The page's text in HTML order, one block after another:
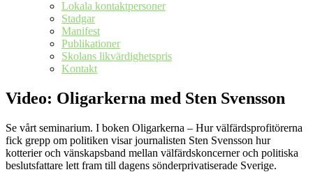
Lokala kontaktpersoner
Stadgar
Manifest
Publikationer
Skolans likvärdighetspris
Kontakt
Video: Oligarkerna med Sten Svensson
Se vårt seminarium. I boken Oligarkerna – Hur välfärdsprofitörerna
fick grepp om politiken visar journalisten Sten Svensson hur
kotterier och vänskapsband mellan välfärdskoncerner och politiska
beslutsfattare lett fram till dagens sönderprivatiserade Sverige.